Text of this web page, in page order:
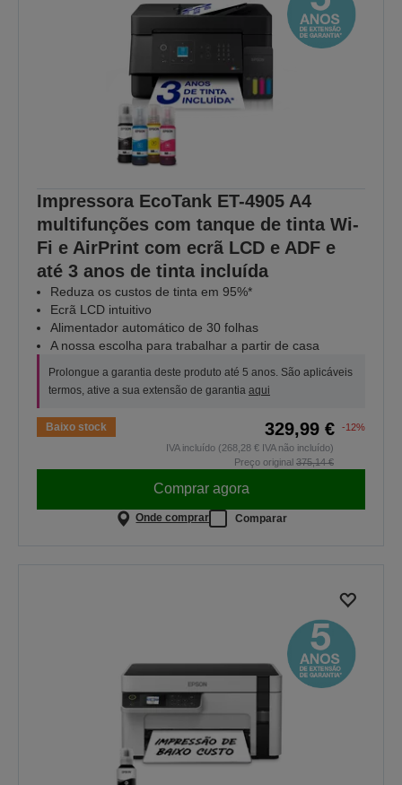
Impressora EcoTank ET-4905 A4
multifunções com tanque de tinta Wi-
Fi e AirPrint com ecrã LCD e ADF e
até 3 anos de tinta incluída
Reduza os custos de tinta em 95%*
Ecrã LCD intuitivo
Alimentador automático de 30 folhas
A nossa escolha para trabalhar a partir de casa
Prolongue a garantia deste produto até 5 anos. São aplicáveis
termos, ative a sua extensão de garantia aqui
Baixo stock 329,99 €
-12%
IVA incluído (268,28 € IVA não incluído)
Preço original 375,14 €
Comprar agora
Onde comprar Comparar